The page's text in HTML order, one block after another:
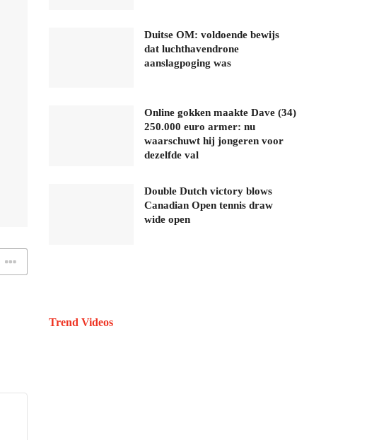
Duitse OM: voldoende bewijs
dat luchthavendrone
aanslagpoging was
Online gokken maakte Dave (34)
250.000 euro armer: nu
waarschuwt hij jongeren voor
dezelfde val
Double Dutch victory blows
Canadian Open tennis draw
wide open
Trend Videos